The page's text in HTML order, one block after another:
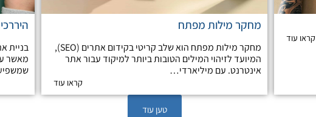
קראו עוד
מחקר מילות מפתח
מחקר מילות מפתח הוא שלב קריטי בקידום אתרים (SEO),
המיועד לזיהוי המילים הטובות ביותר למיקוד עבור אתר
אינטרנט. עם מיליארדי…
קראו עוד
בניית
מאשר
טען עוד